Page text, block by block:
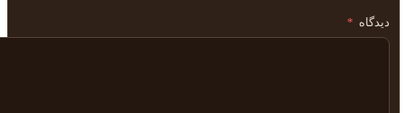
دیدگاه *